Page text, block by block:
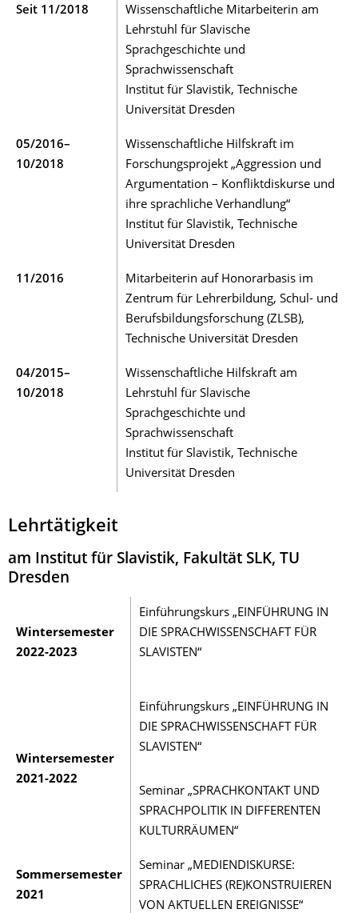
Seit 11/2018
Wissenschaftliche Mitarbeiterin am
Lehrstuhl für Slavische
Sprachgeschichte und
Sprachwissenschaft
Institut für Slavistik, Technische
Universität Dresden
05/2016–
10/2018
Wissenschaftliche Hilfskraft im
Forschungsprojekt „Aggression und
Argumentation – Konfliktdiskurse und
ihre sprachliche Verhandlung“
Institut für Slavistik, Technische
Universität Dresden
11/2016
Mitarbeiterin auf Honorarbasis im
Zentrum für Lehrerbildung, Schul- und
Berufsbildungsforschung (ZLSB),
Technische Universität Dresden
04/2015–
10/2018
Wissenschaftliche Hilfskraft am
Lehrstuhl für Slavische
Sprachgeschichte und
Sprachwissenschaft
Institut für Slavistik, Technische
Universität Dresden
Lehrtätigkeit
am Institut für Slavistik, Fakultät SLK, TU
Dresden
Wintersemester
2022-2023
Einführungskurs „EINFÜHRUNG IN
DIE SPRACHWISSENSCHAFT FÜR
SLAVISTEN“
Wintersemester
2021-2022
Einführungskurs „EINFÜHRUNG IN
DIE SPRACHWISSENSCHAFT FÜR
SLAVISTEN“
Seminar „SPRACHKONTAKT UND
SPRACHPOLITIK IN DIFFERENTEN
KULTURRÄUMEN“
Sommersemester
2021
Seminar „MEDIENDISKURSE:
SPRACHLICHES (RE)KONSTRUIEREN
VON AKTUELLEN EREIGNISSE“